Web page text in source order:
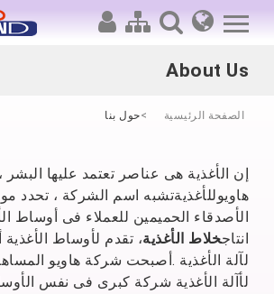
آلة
آلة
About Us
الصفحة الرئيسية حول بنا
إن الأغذية هى عناصر تعتمد عليها البشر ،
هاويوللأغذيةتشبه اسم الشركة ، تحدد
الأصدقاء الحميمين للعملاء فى أوساط
انتاجخلاط الأغذية، تقدم لأوساط
لآلة الأغذية .أصبحت شركة هاويو
لأآلة الأغذية شركة كبرى فى نفس